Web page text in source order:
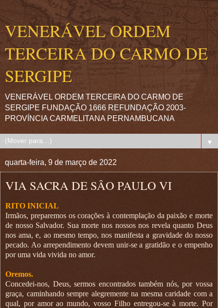
VENERÁVEL ORDEM
TERCEIRA DO CARMO DE
SERGIPE
VENERÁVEL ORDEM TERCEIRA DO CARMO DE
SERGIPE FUNDAÇÃO 1666 REFUNDAÇÃO 2003-
PROVÍNCIA CARMELITANA PERNAMBUCANA
▼
quarta-feira, 9 de março de 2022
VIA SACRA DE SÂO PAULO VI
RITO INICIAL
Irmãos, preparemos os corações à contemplação da paixão e morte
de nosso Salvador. Sua morte nos nossos nos revela quanto Deus
nos ama, e, ao mesmo tempo, nos manifesta a gravidade do nosso
pecado. Ao arrependimento devem unir-se a gratidão e o empenho
por uma vida vivida no amor.
Oremos.
Concedei-nos, Deus, sermos encontrados também nós, por vossa
graça, caminhando sempre alegremente na mesma caridade com a
qual, por amor ao mundo, vosso Filho entregou-se à morte. Por